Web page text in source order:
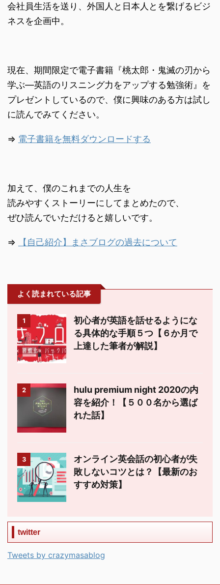
会社員生活を送り、外国人と日本人とを繋げるビジ
ネスを企画中。
現在、期間限定で電子書籍『桃太郎・鬼滅の刃から
学ぶ―英語のリスニング力をアップする勉強術』を
プレゼントしているので、僕に興味のある方は試し
に読んでみてください。
⇒ 電子書籍を無料ダウンロードする
加えて、僕のこれまでの人生を
読みやすくストーリーにしてまとめたので、
ぜひ読んでいただけると嬉しいです。
⇒ 【自己紹介】まさブログの過去について
よく読まれている記事
1
初心者が英語を話せるようにな
る具体的な手順５つ【６か月で
上達した筆者が解説】
2
hulu premium night 2020の内
容を紹介！【５００名から選ば
れた話】
3
オンライン英会話の初心者が失
敗しないコツとは？【最新のお
すすめ対策】
twitter
Tweets by crazymasablog